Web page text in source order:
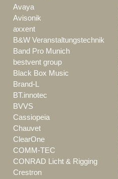
Avaya
Avisonik
axxent
B&W Veranstaltungstechnik
Band Pro Munich
bestvent group
Black Box Music
Brand-L
BT.innotec
BVVS
Cassiopeia
Chauvet
ClearOne
COMM-TEC
CONRAD Licht & Rigging
Crestron